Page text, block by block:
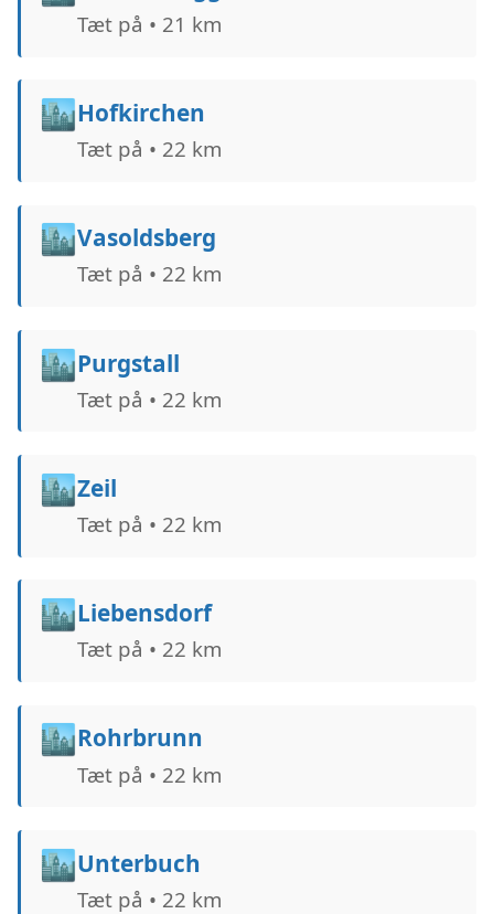
Tæt på • 21 km
🏙️Hofkirchen
Tæt på • 22 km
🏙️Vasoldsberg
Tæt på • 22 km
🏙️Purgstall
Tæt på • 22 km
🏙️Zeil
Tæt på • 22 km
🏙️Liebensdorf
Tæt på • 22 km
🏙️Rohrbrunn
Tæt på • 22 km
🏙️Unterbuch
Tæt på • 22 km